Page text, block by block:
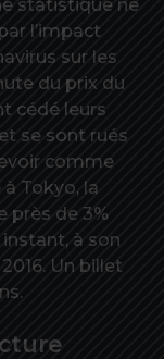
statistique ne
l’impact
sur les
du prix du
cédé leurs
se sont rués
comme
Tokyo, la
près de 3%
à son
Un billet